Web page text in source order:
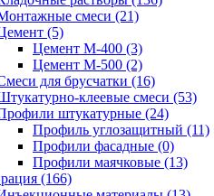
смеси (21)
(5)
Цемент М-400 (3)
Цемент М-500 (2)
для брусчатки (16)
клеевые смеси (53)
штукатурные (24)
Профиль углозащитный (11)
Профили фасадные (0)
Профили маячковые (13)
(166)